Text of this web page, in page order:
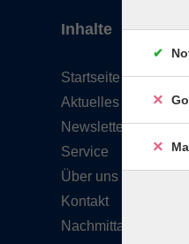
Inhalte
Startseite
Aktuelles
Newsletter
Service
Über uns
Kontakt